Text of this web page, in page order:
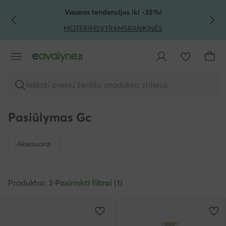
PEREITI PRIE PAGRINDINIO TURINIO
PEREITI Į PAIEŠKĄVasaros tendencijos iki -35%!
MOTERIMSVYRAMSRANKINĖS
Ieškoti prekių ženklo, produkto, stiliaus
Pasiūlymas Gc
Aksesuarai
Produktai: 3·Pasirinkti filtrai (1)